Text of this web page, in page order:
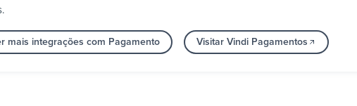
mais integrações com Pagamento Visitar Vindi Pagamentos